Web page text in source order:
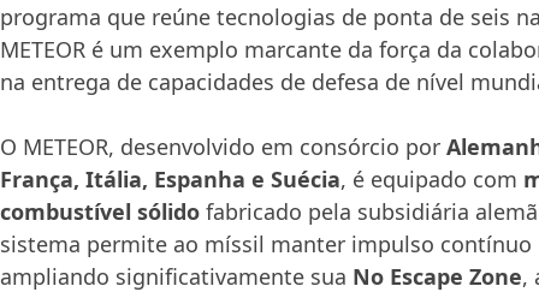
programa que reúne tecnologias de ponta de seis
METEOR é um exemplo marcante da força da
na entrega de capacidades de defesa de nível
O METEOR, desenvolvido em consórcio por
França, Itália, Espanha e Suécia, é equipado com
combustível sólido fabricado pela subsidiária
sistema permite ao míssil manter impulso
ampliando significativamente sua No Escape Zone,